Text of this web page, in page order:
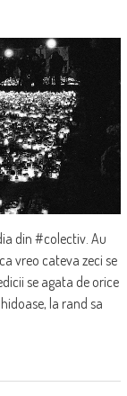
din #colectiv. Au
vreo cateva zeci se
se agata de orice
la rand sa